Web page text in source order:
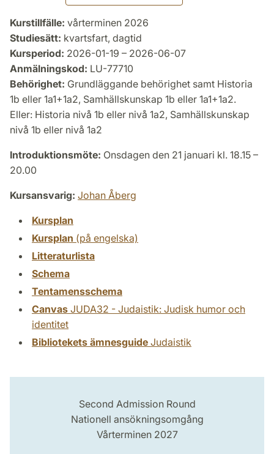
Kurstillfälle: vårterminen 2026
Studiesätt: kvartsfart, dagtid
Kursperiod: 2026-01-19 – 2026-06-07
Anmälningskod: LU-77710
Behörighet: Grundläggande behörighet samt Historia
1b eller 1a1+1a2, Samhällskunskap 1b eller 1a1+1a2.
Eller: Historia nivå 1b eller nivå 1a2, Samhällskunskap
nivå 1b eller nivå 1a2
Introduktionsmöte: Onsdagen den 21 januari kl. 18.15 –
20.00
Kursansvarig: Johan Åberg
Kursplan
Kursplan (på engelska)
Litteraturlista
Schema
Tentamensschema
Canvas JUDA32 - Judaistik: Judisk humor och
identitet
Bibliotekets ämnesguide Judaistik
Second Admission Round
Nationell ansökningsomgång
Vårterminen 2027